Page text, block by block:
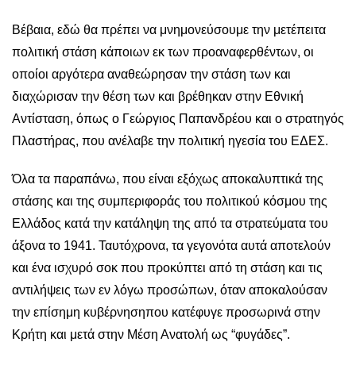
Βέβαια, εδώ θα πρέπει να μνημονεύσουμε την μετέπειτα
πολιτική στάση κάποιων εκ των προαναφερθέντων, οι
οποίοι αργότερα αναθεώρησαν την στάση των και
διαχώρισαν την θέση των και βρέθηκαν στην Εθνική
Αντίσταση, όπως ο Γεώργιος Παπανδρέου και ο στρατηγός
Πλαστήρας, που ανέλαβε την πολιτική ηγεσία του ΕΔΕΣ.
Όλα τα παραπάνω, που είναι εξόχως αποκαλυπτικά της
στάσης και της συμπεριφοράς του πολιτικού κόσμου της
Ελλάδος κατά την κατάληψη της από τα στρατεύματα του
άξονα το 1941. Ταυτόχρονα, τα γεγονότα αυτά αποτελούν
και ένα ισχυρό σοκ που προκύπτει από τη στάση και τις
αντιλήψεις των εν λόγω προσώπων, όταν αποκαλούσαν
την επίσημη κυβέρνησηπου κατέφυγε προσωρινά στην
Κρήτη και μετά στην Μέση Ανατολή ως “φυγάδες”.